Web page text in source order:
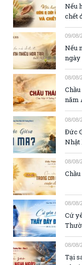
Nếu
chết
09/08/
Nếu
ngày
08/08/
năm
08/08/
Đức
Nhật
08/08/
08/08/
Cứ
08/08/
Tại